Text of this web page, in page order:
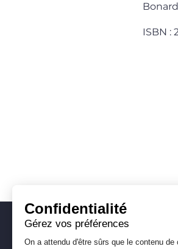
Confidentialité
Gérez vos préférences
On a attendu d'être sûrs que le contenu
ISBN :
DGA